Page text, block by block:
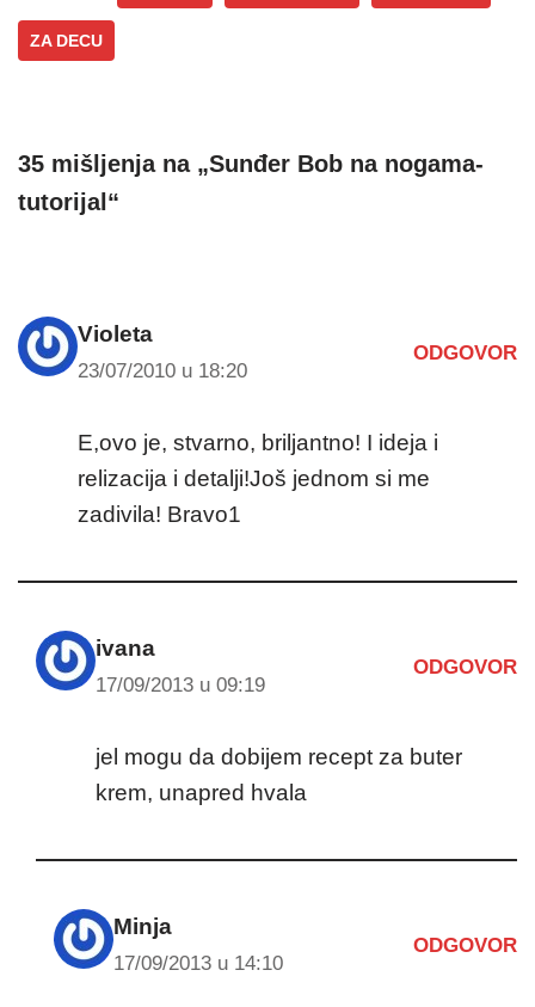
ZA DECU
35 mišljenja na „Sunđer Bob na nogama-
tutorijal“
Violeta
23/07/2010 u 18:20
ODGOVOR
E,ovo je, stvarno, briljantno! I ideja i
relizacija i detalji!Još jednom si me
zadivila! Bravo1
ivana
17/09/2013 u 09:19
ODGOVOR
jel mogu da dobijem recept za buter
krem, unapred hvala
Minja
17/09/2013 u 14:10
ODGOVOR